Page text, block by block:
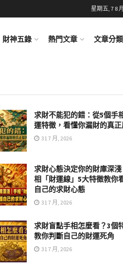
星期五, 7 8
財神五錄 熱門文章 文章分類
求財不能犯的錯：從5個手
運特徵，看懂你漏財的真
31 7 月, 2026
求財心態決定你的財庫深
相「財運線」5大特徵教你
自己的求財心態
31 7 月, 2026
求財盲點手相怎麼看？3個
教你判斷自己的財運死角
31 7 月, 2026